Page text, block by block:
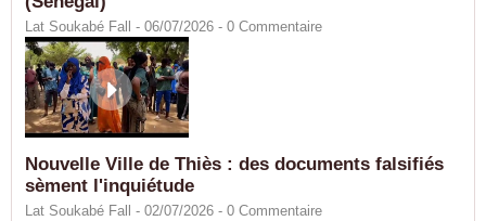
Lat Soukabé Fall - 06/07/2026 - 0 Commentaire
Nouvelle Ville de Thiès : des documents falsifiés
sèment l'inquiétude
Lat Soukabé Fall - 02/07/2026 - 0 Commentaire